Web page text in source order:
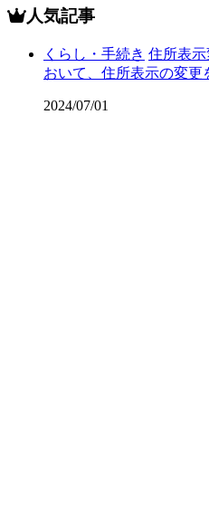
人気記事
くらし・手続き 住所表
おいて、住所表示の変更
2024/07/01